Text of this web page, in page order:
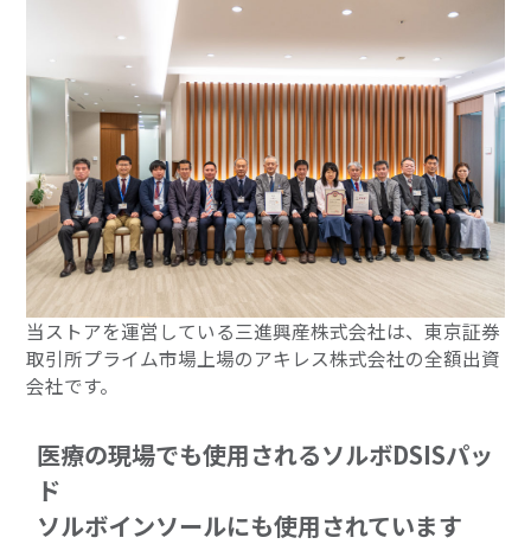
当ストアを運営している三進興産株式会社は、東京証券
取引所プライム市場上場のアキレス株式会社の全額出資
会社です。
医療の現場でも使用されるソルボDSISパッ
ド
ソルボインソールにも使用されています